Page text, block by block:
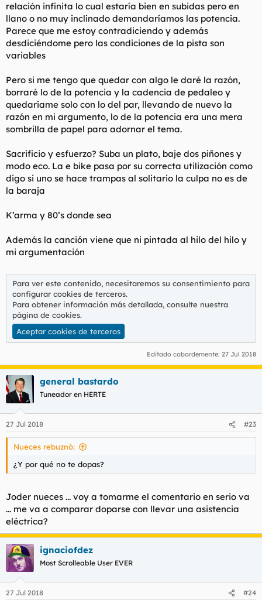
relación infinita lo cual estaría bien en subidas pero en
llano o no muy inclinado demandaríamos las potencia.
Parece que me estoy contradiciendo y además
desdiciéndome pero las condiciones de la pista son
variables
Pero si me tengo que quedar con algo le daré la razón,
borraré lo de la potencia y la cadencia de pedaleo y
quedariame solo con lo del par, llevando de nuevo la
razón en mi argumento, lo de la potencia era una mera
sombrilla de papel para adornar el tema.
Sacrificio y esfuerzo? Suba un plato, baje dos piñones y
modo eco. La e bike pasa por su correcta utilización como
digo si uno se hace trampas al solitario la culpa no es de
la baraja
K’arma y 80’s donde sea
Además la canción viene que ni pintada al hilo del hilo y
mi argumentación
Para ver este contenido, necesitaremos su consentimiento para
configurar cookies de terceros.
Para obtener información más detallada, consulte nuestra
página de cookies.
Aceptar cookies de terceros
Editado cobardemente: 27 Jul 2018
general bastardo
Tuneador en HERTE
27 Jul 2018 #23
Nueces rebuznó:
¿Y por qué no te dopas?
Joder nueces ... voy a tomarme el comentario en serio va
... me va a comparar doparse con llevar una asistencia
eléctrica?
ignaciofdez
Most Scrolleable User EVER
27 Jul 2018 #24